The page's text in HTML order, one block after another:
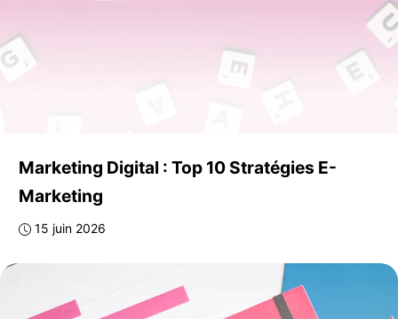
Marketing Digital : Top 10 Stratégies E-
Marketing
15 juin 2026